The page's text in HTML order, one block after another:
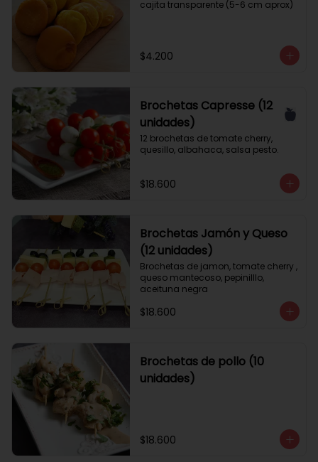
cajita transparente (5-6 cm aprox)
$4.200
Brochetas Capresse (12
unidades)
12 brochetas de tomate cherry,
quesillo, albahaca, salsa pesto.
$18.600
Brochetas Jamón y Queso
(12 unidades)
Brochetas de jamon, tomate cherry ,
queso mantecoso, pepinilllo,
aceituna negra
$18.600
Brochetas de pollo (10
unidades)
$18.600